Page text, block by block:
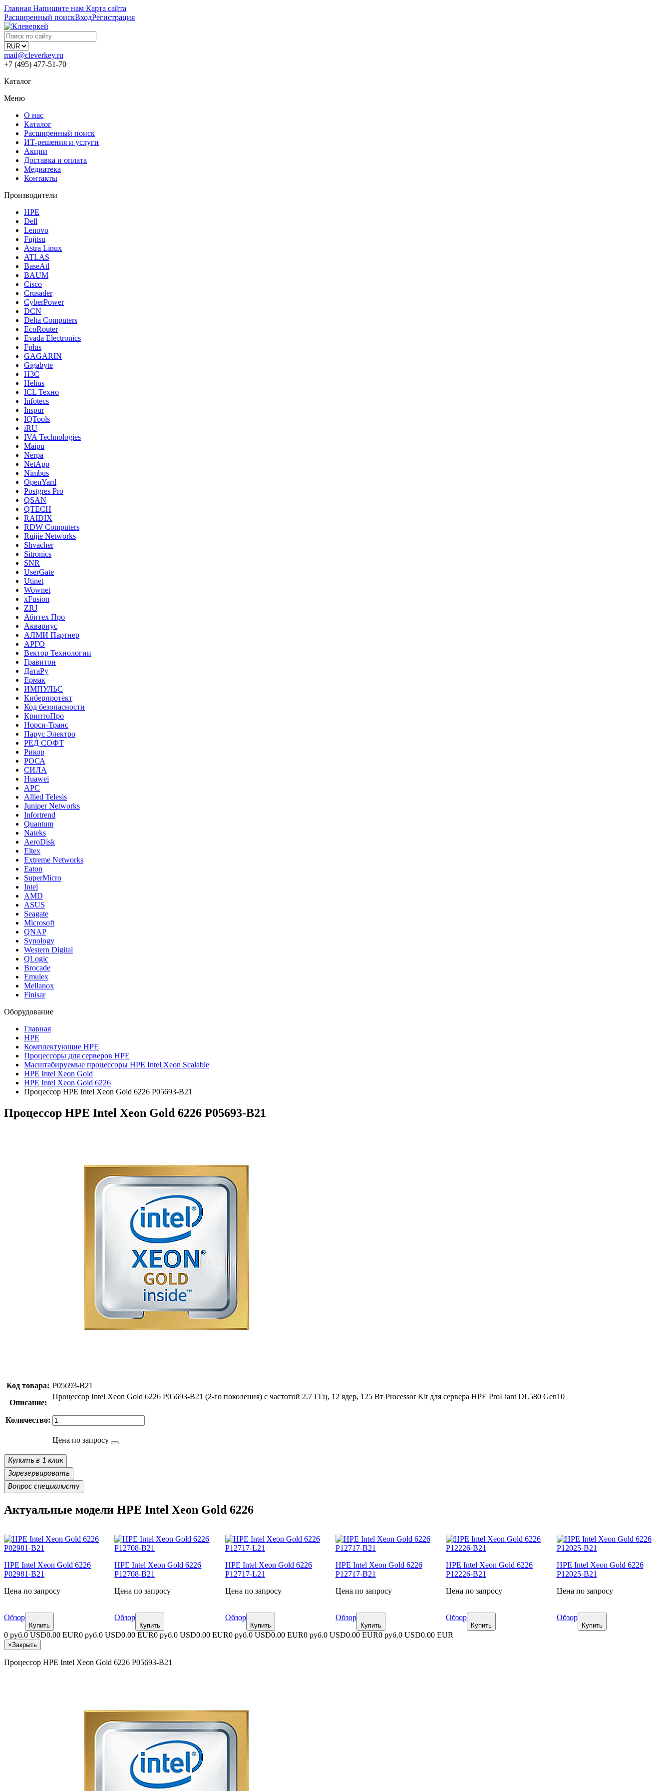
Главная Напишите нам Карта сайта
Расширенный поискВходРегистрация
mail@cleverkey.ru
+7 (495) 477-51-70
Каталог
Меню
О нас
Каталог
Расширенный поиск
ИТ-решения и услуги
Акции
Доставка и оплата
Медиатека
Контакты
Производители
HPE
Dell
Lenovo
Fujitsu
Astra Linux
ATLAS
BaseAtl
BAUM
Cisco
Crusader
CyberPower
DCN
Delta Computers
EcoRouter
Evada Electronics
Fplus
GAGARIN
Gigabyte
H3C
Helius
ICL Техно
Infotecs
Inspur
IQTools
iRU
IVA Technologies
Maipu
Nerpa
NetApp
Nimbus
OpenYard
Postgres Pro
QSAN
QTECH
RAIDIX
RDW Computers
Ruijie Networks
Shvacher
Sitronics
SNR
UserGate
Utinet
Wownet
xFusion
ZRJ
Абитех Про
Аквариус
АЛМИ Партнер
АРГО
Вектор Технологии
Гравитон
ДатаРу
Ермак
ИМПУЛЬС
Киберпротект
Код безопасности
КриптоПро
Норси-Транс
Парус Электро
РЕД СОФТ
Рикор
РОСА
СИЛА
Huawei
APC
Allied Telesis
Juniper Networks
Infortrend
Quantum
Nateks
AeroDisk
Eltex
Extreme Networks
Eaton
SuperMicro
Intel
AMD
ASUS
Seagate
Microsoft
QNAP
Synology
Western Digital
QLogic
Brocade
Emulex
Mellanox
Finisar
Оборудование
Главная
HPE
Комплектующие HPE
Процессоры для серверов HPE
Масштабируемые процессоры HPE Intel Xeon Scalable
HPE Intel Xeon Gold
HPE Intel Xeon Gold 6226
Процессор HPE Intel Xeon Gold 6226 P05693-B21
Процессор HPE Intel Xeon Gold 6226 P05693-B21
Код товара: P05693-B21
Описание:
Процессор Intel Xeon Gold 6226 P05693-B21 (2-го поколения) с частотой 2.7 ГГц, 12 ядер, 125 Вт Processor Kit для сервера HPE ProLiant DL580 Gen10
Количество:
Цена по запросу
Купить в 1 клик
Зарезервировать
Вопрос специалисту
Актуальные модели HPE Intel Xeon Gold 6226
HPE Intel Xeon Gold 6226
P02981-B21
Цена по запросу
Обзор
Купить
HPE Intel Xeon Gold 6226
P12708-B21
Цена по запросу
Обзор
Купить
HPE Intel Xeon Gold 6226
P12717-L21
Цена по запросу
Обзор
Купить
HPE Intel Xeon Gold 6226
P12717-B21
Цена по запросу
Обзор
Купить
HPE Intel Xeon Gold 6226
P12226-B21
Цена по запросу
Обзор
Купить
HPE Intel Xeon Gold 6226
P12025-B21
Цена по запросу
Обзор
Купить
0 руб.0 USD0.00 EUR0 руб.0 USD0.00 EUR0 руб.0 USD0.00 EUR0 руб.0 USD0.00 EUR0 руб.0 USD0.00 EUR0 руб.0 USD0.00 EUR
×Закрыть
Процессор HPE Intel Xeon Gold 6226 P05693-B21